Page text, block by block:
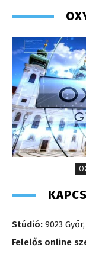
Stúdió: 9023
Felelős online